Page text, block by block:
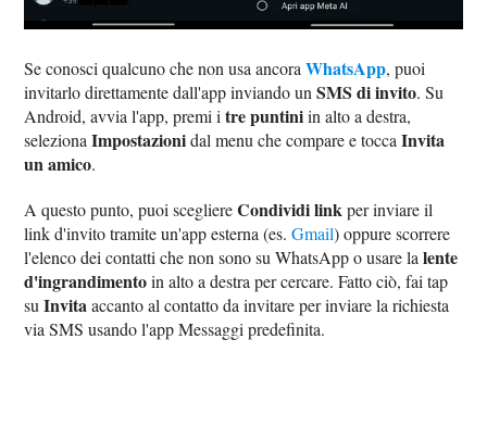
Se conosci qualcuno che non usa ancoraWhatsApp, puoi
invitarlo direttamente dall'app inviando unSMS di invito. Su
Android, avvia l'app, premi itre puntiniin alto a destra,
selezionaImpostazionidal menu che compare e toccaInvita
un amico.
A questo punto, puoi scegliereCondividi linkper inviare il
link d'invito tramite un'app esterna (es.Gmail) oppure scorrere
l'elenco dei contatti che non sono su WhatsApp o usare lalente
d'ingrandimentoin alto a destra per cercare. Fatto ciò, fai tap
suInvitaaccanto al contatto da invitare per inviare la richiesta
via SMS usando l'app Messaggi predefinita.